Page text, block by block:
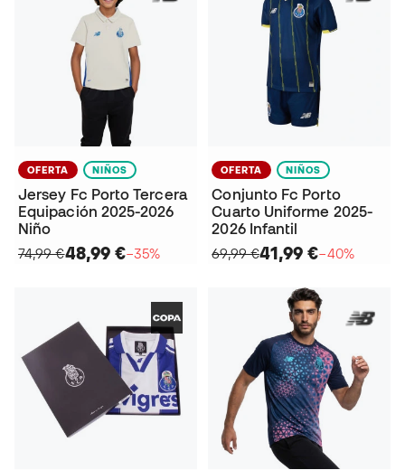
OFERTA NIÑOS
Jersey Fc Porto Tercera
Equipación 2025-2026
Niño
74,99 €48,99 €−35%
OFERTA NIÑOS
Conjunto Fc Porto
Cuarto Uniforme 2025-
2026 Infantil
69,99 €41,99 €−40%